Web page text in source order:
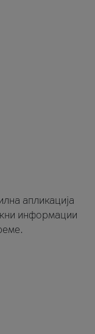
апликација
информации